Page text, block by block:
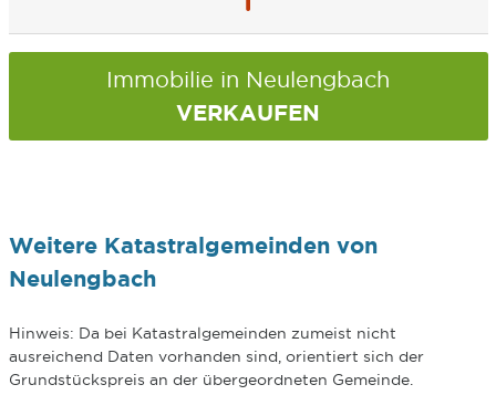
Immobilie in Neulengbach
VERKAUFEN
Weitere Katastralgemeinden von
Neulengbach
Hinweis: Da bei Katastralgemeinden zumeist nicht
ausreichend Daten vorhanden sind, orientiert sich der
Grundstückspreis an der übergeordneten Gemeinde.